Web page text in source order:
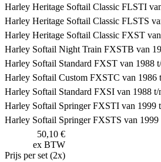
Harley Heritage Softail Classic FLSTI
Harley Heritage Softail Classic FLSTS
Harley Heritage Softail Classic FXST
Harley Softail Night Train FXSTB van
Harley Softail Standard FXST van 1988
Harley Softail Custom FXSTC van 1986
Harley Softail Standard FXSI van 1988 t/
Harley Softail Springer FXSTI van 1999
Harley Softail Springer FXSTS van 1999
50,10 €
ex BTW
Prijs per set (2x)